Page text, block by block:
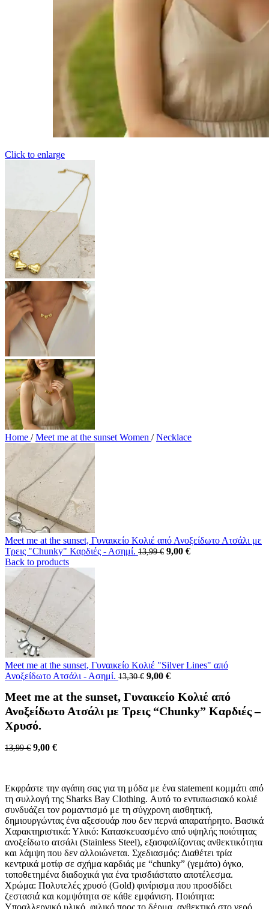
Click to enlarge
Home / Meet me at the sunset Women / Necklace
Meet me at the sunset, Γυναικείο Κολιέ από Ανοξείδωτο Ατσάλι με
Τρεις "Chunky" Καρδιές - Ασημί. 13,99€ Original
9,00 €Current
Back to products
Meet me at the sunset, Γυναικείο Κολιέ "Silver Lines" από
Ανοξείδωτο Ατσάλι - Ασημί. 13,30€ Original
was:
13,30 €.
9,00 €Current
is:
9,00 €.
Meet me at the sunset, Γυναικείο Κολιέ από
Ανοξείδωτο Ατσάλι με Τρεις “Chunky” Καρδιές –
Χρυσό.
13,99€ Original
9,00 €Current
Εκφράστε την αγάπη σας για τη μόδα με ένα statement κομμάτι από
τη συλλογή της Sharks Bay Clothing. Αυτό το εντυπωσιακό κολιέ
συνδυάζει τον ρομαντισμό με τη σύγχρονη αισθητική,
δημιουργώντας ένα αξεσουάρ που δεν περνά απαρατήρητο. ​Βασικά
Χαρακτηριστικά: ​Υλικό: Κατασκευασμένο από υψηλής ποιότητας
ανοξείδωτο ατσάλι (Stainless Steel), εξασφαλίζοντας ανθεκτικότητα
και λάμψη που δεν αλλοιώνεται. ​Σχεδιασμός: Διαθέτει τρία
κεντρικά μοτίφ σε σχήμα καρδιάς με “chunky” (γεμάτο) όγκο,
τοποθετημένα διαδοχικά για ένα τρισδιάστατο αποτέλεσμα. ​
Χρώμα: Πολυτελές χρυσό (Gold) φινίρισμα που προσδίδει
ζεστασιά και κομψότητα σε κάθε εμφάνιση. ​Ποιότητα:
Υποαλλεργικό υλικό, φιλικό προς το δέρμα, ανθεκτικό στο νερό